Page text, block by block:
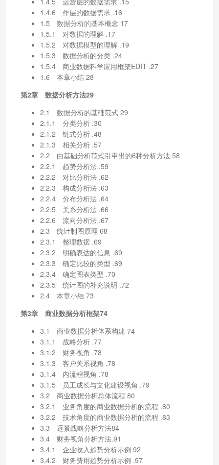
1.4.6 作层的数据需求 .16
1.5 数据分析的基本概念 17
1.5.1 对数据的理解 .17
1.5.2 对数据模型的理解 .19
1.5.3 数据分析的分类 .24
1.5.4 商业数据科学应用框架EDIT .27
1.6 本章小结 28
第2章 数据分析方法29
2.1 数据分析的基础范式 29
2.1.1 分类分析 .30
2.1.2 链式分析 .48
2.1.3 相关分析 .57
2.2 由基础分析范式引申出的6种分析方法 58
2.2.1 趋势分析法 .59
2.2.2 对比分析法 .62
2.2.3 构成分析法 .63
2.2.4 分布分析法 .64
2.2.5 关系分析法 .66
2.2.6 流向分析法 .67
2.3 统计制图原理 68
2.3.1 整理数据 .69
2.3.2 明确表达的信息 .69
2.3.3 确定比较的类型 .69
2.3.4 确定图表类型 .70
2.3.5 统计图的补充说明 .72
2.4 本章小结 73
第3章 商业数据分析框架74
3.1 商业数据分析体系构建 74
3.1.1 战略分析 .77
3.1.2 财务视角 .78
3.1.3 客户关系视角 .78
3.1.4 内流程视角 .78
3.1.5 员工成长与文化建设视角 .79
3.2 商业数据分析总体流程 80
3.2.1 业务角度的商业数据分析的流程 .80
3.2.2 技术角度的商业数据分析的流程 .83
3.3 远景战略分析方法84
3.4 财务视角分析方法.91
3.4.1 企业收入趋势分析示例 92
3.4.2 财务费用趋势分析示例 .97